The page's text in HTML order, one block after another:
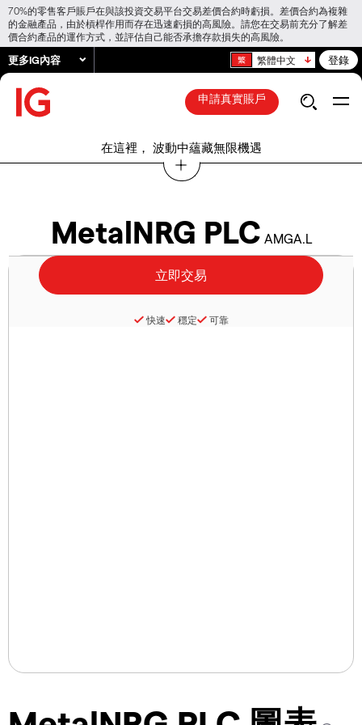
70%的零售客戶賬戶在與該投資交易平台交易差價合約時虧損。差價合約為複雜
的金融產品，由於槓桿作用而存在迅速虧損的高風險。請您在交易前充分了解差
價合約產品的運作方式，並評估自己能否承擔存款損失的高風險。
更多IG內容 繁體中文 登錄
申請真實賬戶
在這裡， 波動中蘊藏無限機遇
MetalNRG PLC AMGA.L
快速 穩定 可靠